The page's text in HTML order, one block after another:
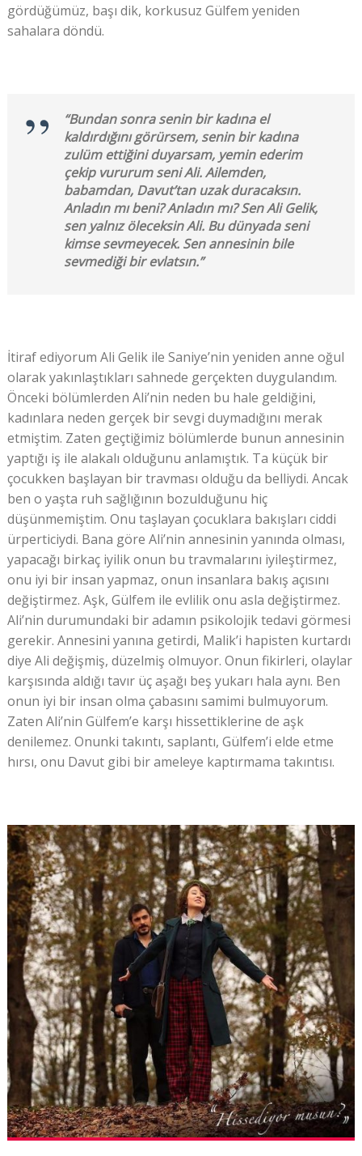
gördüğümüz, başı dik, korkusuz Gülfem yeniden
sahalara döndü.
“Bundan sonra senin bir kadına el
kaldırdığını görürsem, senin bir kadına
zulüm ettiğini duyarsam, yemin ederim
çekip vururum seni Ali. Ailemden,
babamdan, Davut’tan uzak duracaksın.
Anladın mı beni? Anladın mı? Sen Ali Gelik,
sen yalnız öleceksin Ali. Bu dünyada seni
kimse sevmeyecek. Sen annesinin bile
sevmediği bir evlatsın.”
İtiraf ediyorum Ali Gelik ile Saniye’nin yeniden anne oğul
olarak yakınlaştıkları sahnede gerçekten duygulandım.
Önceki bölümlerden Ali’nin neden bu hale geldiğini,
kadınlara neden gerçek bir sevgi duymadığını merak
etmiştim. Zaten geçtiğimiz bölümlerde bunun annesinin
yaptığı iş ile alakalı olduğunu anlamıştık. Ta küçük bir
çocukken başlayan bir travması olduğu da belliydi. Ancak
ben o yaşta ruh sağlığının bozulduğunu hiç
düşünmemiştim. Onu taşlayan çocuklara bakışları ciddi
ürperticiydi. Bana göre Ali’nin annesinin yanında olması,
yapacağı birkaç iyilik onun bu travmalarını iyileştirmez,
onu iyi bir insan yapmaz, onun insanlara bakış açısını
değiştirmez. Aşk, Gülfem ile evlilik onu asla değiştirmez.
Ali’nin durumundaki bir adamın psikolojik tedavi görmesi
gerekir. Annesini yanına getirdi, Malik’i hapisten kurtardı
diye Ali değişmiş, düzelmiş olmuyor. Onun fikirleri, olaylar
karşısında aldığı tavır üç aşağı beş yukarı hala aynı. Ben
onun iyi bir insan olma çabasını samimi bulmuyorum.
Zaten Ali’nin Gülfem’e karşı hissettiklerine de aşk
denilemez. Onunki takıntı, saplantı, Gülfem’i elde etme
hırsı, onu Davut gibi bir ameleye kaptırmama takıntısı.